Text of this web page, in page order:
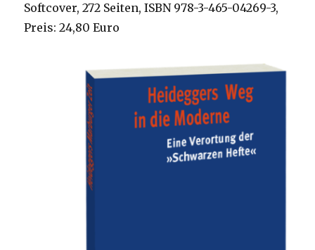
Softcover, 272 Seiten, ISBN 978-3-465-04269-3,
Preis: 24,80 Euro